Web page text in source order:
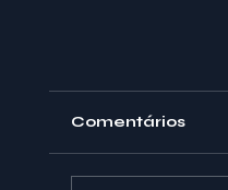
Comentários